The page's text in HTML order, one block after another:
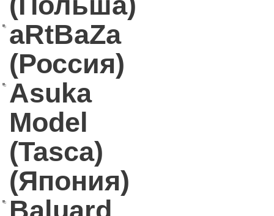
aRtBaZa
(Россия)
Asuka
Model
(Tasca)
(Япония)
Baluard